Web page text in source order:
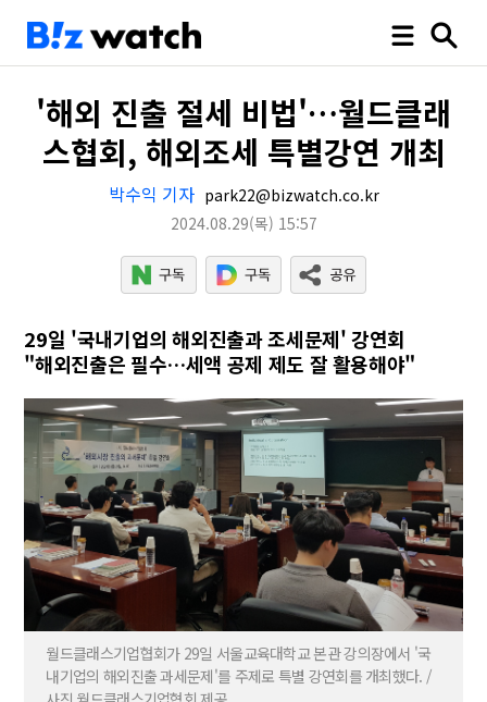
'해외 진출 절세 비법'…월드클래
스협회, 해외조세 특별강연 개최
박수익 기자 park22@bizwatch.co.kr
2024.08.29(목) 15:57
29일 '국내기업의 해외진출과 조세문제' 강연회
"해외진출은 필수…세액 공제 제도 잘 활용해야"
월드클래스기업협회가 29일 서울교육대학교 본관 강의장에서 '국
내기업의 해외진출 과세문제'를 주제로 특별 강연회를 개최했다. /